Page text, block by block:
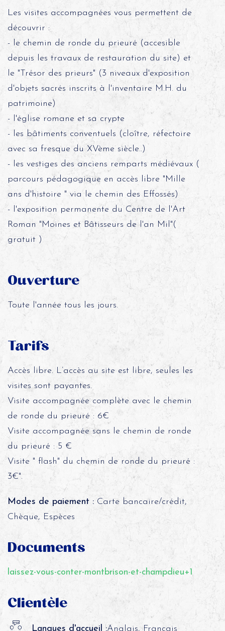
Les visites accompagnées vous permettent de
découvrir :
- le chemin de ronde du prieuré (accesible
depuis les travaux de restauration du site) et
le "Trésor des prieurs" (3 niveaux d'exposition
d'objets sacrés inscrits à l'inventaire M.H. du
patrimoine)
- l'église romane et sa crypte
- les bâtiments conventuels (cloître, réfectoire
avec sa fresque du XVème siècle..)
- les vestiges des anciens remparts médiévaux (
parcours pédagogique en accès libre "Mille
ans d'histoire " via le chemin des Effossés)
- l'exposition permanente du Centre de l'Art
Roman "Moines et Bâtisseurs de l'an Mil"(
gratuit )
Ouverture
Toute l'année tous les jours.
Tarifs
Accès libre. L’accès au site est libre, seules les
visites sont payantes.
Visite accompagnée complète avec le chemin
de ronde du prieuré : 6€
Visite accompagnée sans le chemin de ronde
du prieuré : 5 €
Visite " flash" du chemin de ronde du prieuré :
3€".
Modes de paiement :Carte bancaire/crédit,
Chèque, Espèces
Documents
laissez-vous-conter-montbrison-et-champdieu+1
Clientèle
Langues d'accueil :Anglais, Français